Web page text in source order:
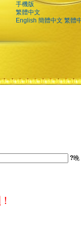
手機版
繁體中文
English 簡體中文 繁體
?晚
！